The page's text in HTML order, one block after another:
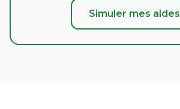
Simuler mes aides